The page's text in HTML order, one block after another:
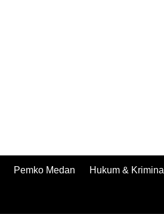
Pemko Medan Hukum & Kriminal